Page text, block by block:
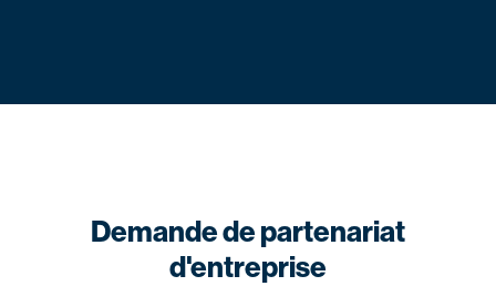
Demande de partenariat
d'entreprise